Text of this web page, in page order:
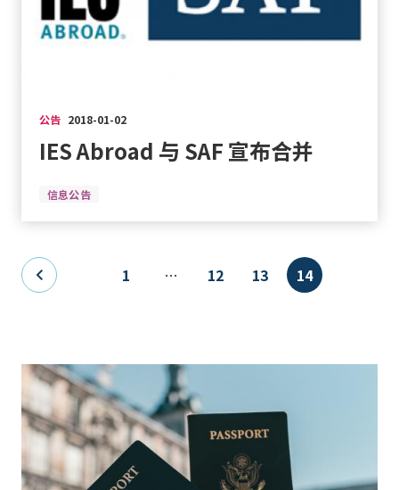
公告 2018-01-02
IES Abroad 与 SAF 宣布合并
信息公告
Pagination
Previous
First
1 … Page
12 Page
13
Current
14